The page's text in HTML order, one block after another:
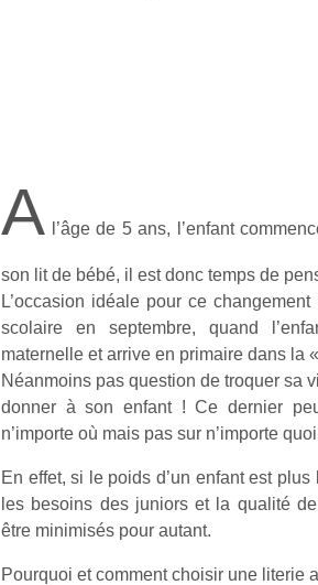
A l’âge de 5 ans, l’enfant
son lit de bébé, il est donc temps de
L’occasion idéale pour ce
scolaire en septembre, quand
maternelle et arrive en primaire dans la
Néanmoins pas question de troquer sa
donner à son enfant ! Ce dernier
n’importe où mais pas sur n’importe
En effet, si le poids d’un enfant est
les besoins des juniors et la qualité
être minimisés pour autant.
Pourquoi et comment choisir une literie